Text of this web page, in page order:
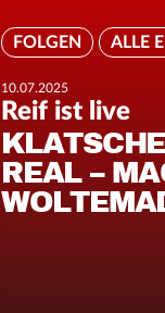
FOLGEN ALLE
10.07.2025
Reif ist live
REAL –